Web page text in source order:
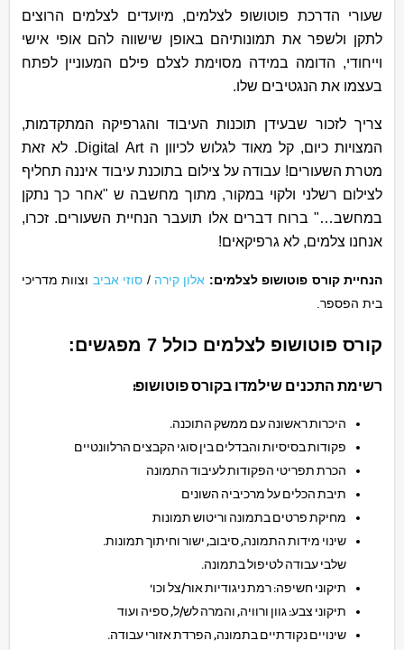
שעורי הדרכת פוטושופ לצלמים, מיועדים לצלמים הרוצים
לתקן ולשפר את תמונותיהם באופן שישווה להם אופי אישי
וייחודי, הדומה במידה מסוימת לצלם פילם המעוניין לפתח
בעצמו את הנגטיבים שלו.
צריך לזכור שבעידן תוכנות העיבוד והגרפיקה המתקדמות,
המצויות כיום, קל מאוד לגלוש לכיוון ה Digital Art. לא זאת
מטרת השעורים! עבודה על צילום בתוכנת עיבוד איננה תחליף
לצילום רשלני ולקוי במקור, מתוך מחשבה ש "אחר כך נתקן
במחשב…" ברוח דברים אלו תועבר הנחיית השעורים. זכרו,
אנחנו צלמים, לא גרפיקאים!
הנחיית קורס פוטושופ לצלמים: אלון קירה / סוזי אביב וצוות מדריכי
בית הפספר.
קורס פוטושופ לצלמים כולל 7 מפגשים:
רשימת התכנים שילמדו בקורס פוטושופ:
היכרות ראשונה עם ממשק התוכנה.
פקודות בסיסיות והבדלים בין סוגי הקבצים הרלוונטיים
הכרת תפריטי הפקודות לעיבוד התמונה
תיבת הכלים על מרכיביה השונים
מחיקת פרטים בתמונה וריטוש תמונות
שינוי מידות התמונה, סיבוב, ישור וחיתוך תמונות.
שלבי עבודה לטיפול בתמונה.
תיקוני חשיפה: רמת ניגודיות אור/צל וכו'
תיקוני צבע: גוון ורוויה, והמרה לש/ל, ספיה ועוד
שינויים נקודתיים בתמונה, הפרדת אזורי עבודה.